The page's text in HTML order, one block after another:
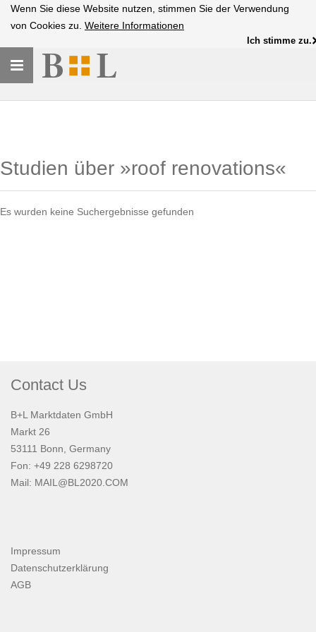
Wenn Sie diese Website nutzen, stimmen Sie der Verwendung
von Cookies zu. Weitere Informationen
Ich stimme zu.
Toggle
navigation
Studien über »roof renovations«
Es wurden keine Suchergebnisse gefunden
Contact Us
B+L Marktdaten GmbH
Markt 26
53111 Bonn, Germany
Fon: +49 228 6298720
Mail: MAIL@BL2020.COM
Impressum
Datenschutzerklärung
AGB